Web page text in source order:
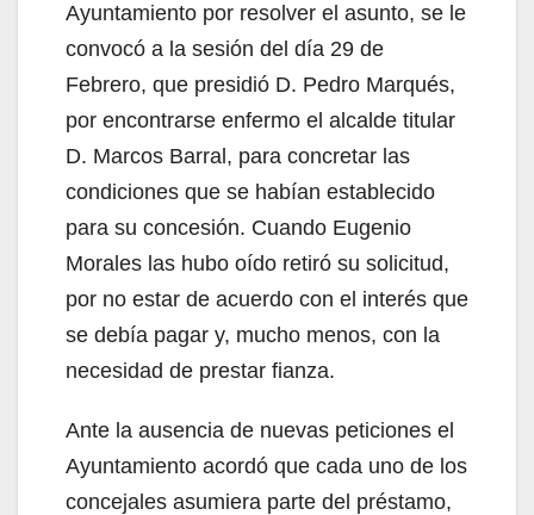
Ayuntamiento por resolver el asunto, se le
convocó a la sesión del día 29 de
Febrero, que presidió D. Pedro Marqués,
por encontrarse enfermo el alcalde titular
D. Marcos Barral, para concretar las
condiciones que se habían establecido
para su concesión. Cuando Eugenio
Morales las hubo oído retiró su solicitud,
por no estar de acuerdo con el interés que
se debía pagar y, mucho menos, con la
necesidad de prestar fianza.
Ante la ausencia de nuevas peticiones el
Ayuntamiento acordó que cada uno de los
concejales asumiera parte del préstamo,